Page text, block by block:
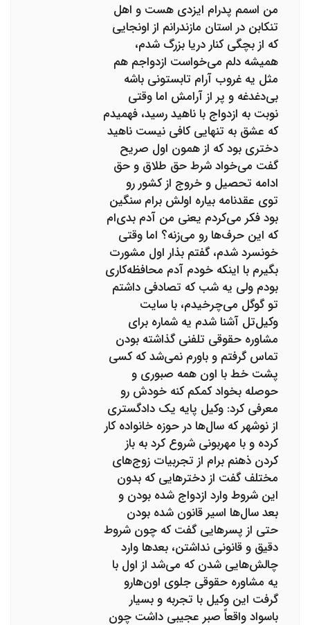
من اسمم پدرام ایزدی هست و اهل
تنکابن در استان مازندرانم از اونجایی
که از بچگی کنار دریا بزرگ شدم،
همیشه دلم می‌خواست ازدواجم هم
مثل یه غروب آرام تابستونی باشه
بی‌دغدغه و پر از آرامش اما وقتی
نوبت به ازدواج با ناهید رسید، فهمیدم
که عشق به تنهایی کافی نیست ناهید
دختری بود که از همون اول صریح
گفت می‌خواد شرط حق طلاق و حق
ادامه تحصیل و خروج از کشور رو
توی عقدنامه بیاره اولش برام سنگین
بود فکر می‌کردم یعنی من آدم بدی‌ام
که این حرف‌ها رو می‌زنه؟ اما وقتی
خونسرد شدم، گفتم بذار اول مشورت
بگیرم با اینکه خودم آدم محافظه‌کاری
بودم ولی یه شب که تصادفی داشتم
تو گوگل می‌چرخیدم، با سایت
وکیل‌تل آشنا شدم یه شماره برای
مشاوره حقوقی تلفنی گذاشته بودن
تماس گرفتم و باورم نمی‌شد که کسی
پشت خط با اون همه صبوری و
حوصله بخواد کمکم کنه خودش رو
معرفی کرد: وکیل پایه یک دادگستری
از نوشهر که سال‌ها در حوزه خانواده کار
کرده و با مهربونی شروع کرد به باز
کردن ذهنم برام از تجربیات زوج‌های
مختلف گفت از دخترهایی که بدون
این شروط وارد ازدواج شده بودن و
بعد سال‌ها اسیر قانون شده بودن
حتی از پسرهایی گفت که چون شروط
دقیق و قانونی نداشتن، بعدها وارد
چالش‌هایی شدن که می‌شد از اول با
یه مشاوره حقوقی جلوی اون‌هارو
گرفت این وکیل با تجربه و بسیار
باسواد واقعاً صبر عجیبی داشت چون